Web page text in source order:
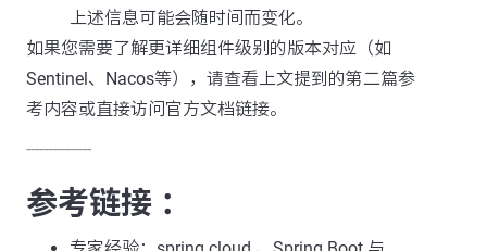
上述信息可能会随时间而变化。
如果您需要了解更详细组件级别的版本对应（如
Sentinel、Nacos等），请查看上文提到的第二篇参
考内容或直接访问官方文档链接。
---------------
参考链接 ：